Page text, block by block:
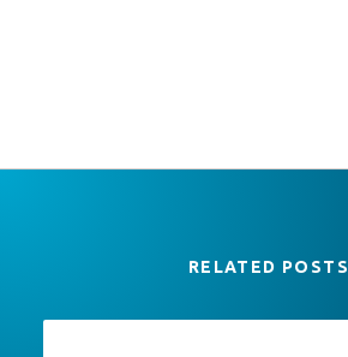
RELATED POSTS